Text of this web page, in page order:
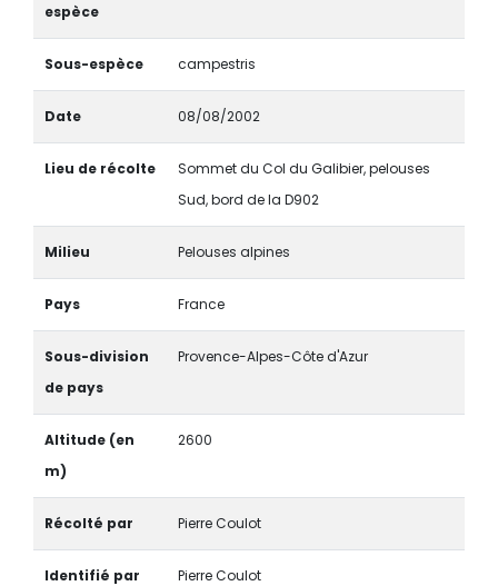
espèce
Sous-espèce campestris
Date 08/08/2002
Lieu de récolte
Sommet du Col du Galibier, pelouses
Sud, bord de la D902
Milieu Pelouses alpines
Pays France
Sous-division
de pays
Provence-Alpes-Côte d'Azur
Altitude (en
m)
2600
Récolté par Pierre Coulot
Identifié par Pierre Coulot